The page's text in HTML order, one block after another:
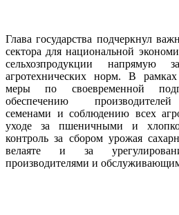
Глава государства подчеркнул
сектора для национальной
сельхозпродукции напрямую
агротехнических норм. В
меры по своевременной
обеспечению
семенами и соблюдению всех
уходе за пшеничными и
контроль за сбором урожая
велаяте и за
производителями и